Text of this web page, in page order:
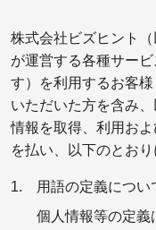
株式会社ビズヒント
が運営する各種サー
す）を利用するお客
いただいた方を含み
情報を取得、利用お
を払い、以下のとおり
用語の定義につい
個人情報等の定義